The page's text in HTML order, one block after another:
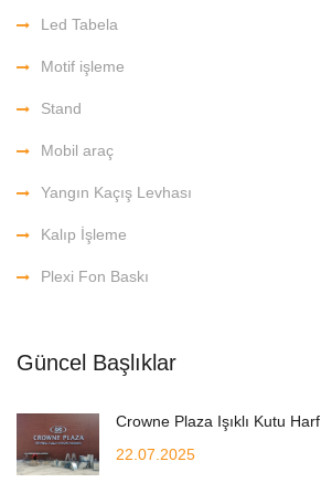
Led Tabela
Motif işleme
Stand
Mobil araç
Yangın Kaçış Levhası
Kalıp İşleme
Plexi Fon Baskı
Güncel Başlıklar
Crowne Plaza Işıklı Kutu Harf
22.07.2025